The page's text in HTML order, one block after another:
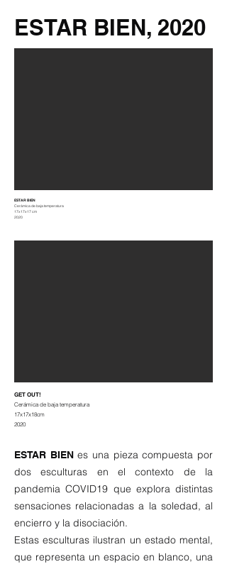
ESTAR BIEN, 2020
ESTAR BIEN
Cerámica de baja temperatura
17x17x17 cm
2020
GET OUT!
Cerámica de baja temperatura
17x17x18cm
2020
ESTAR BIENes una pieza compuesta por
dos esculturas en el contexto de la
pandemia COVID19 que explora distintas
sensaciones relacionadas a la soledad, al
encierro y la disociación.
Estas esculturas ilustran un estado mental,
que representa un espacio en blanco, una